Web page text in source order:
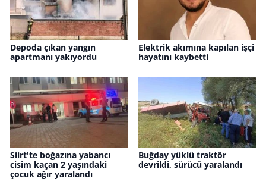
Depoda çıkan yangın
apartmanı yakıyordu
Elektrik akımına kapılan işçi
hayatını kaybetti
Siirt'te boğazına yabancı
cisim kaçan 2 yaşındaki
çocuk ağır yaralandı
Buğday yüklü traktör
devrildi, sürücü yaralandı